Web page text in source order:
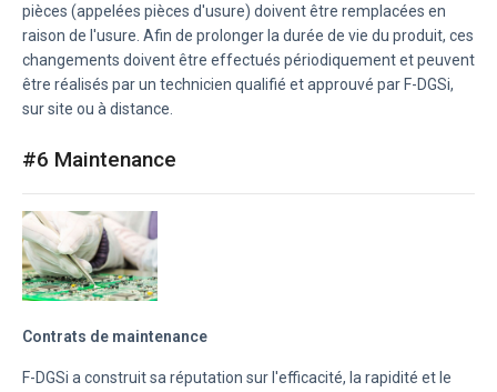
pièces (appelées pièces d'usure) doivent être remplacées en
raison de l'usure. Afin de prolonger la durée de vie du produit, ces
changements doivent être effectués périodiquement et peuvent
être réalisés par un technicien qualifié et approuvé par F-DGSi,
sur site ou à distance.
#6 Maintenance
Contrats de maintenance
F-DGSi a construit sa réputation sur l'efficacité, la rapidité et le